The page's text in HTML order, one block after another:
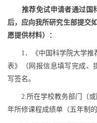
推荐免试申请者通过国
后，应向我所研究生部提交
愿提供材料）：
1 ．《中国科学院大学
表》（网报信息填写完成、
写签名。
2.所在学校教务部门（
年所修课程成绩单（五年制